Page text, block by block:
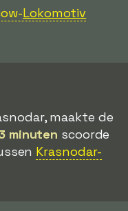
Lokomotiv
maakte de
minuten scoorde
Krasnodar-